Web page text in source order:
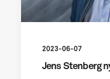
2023-06-07
Jens Stenberg